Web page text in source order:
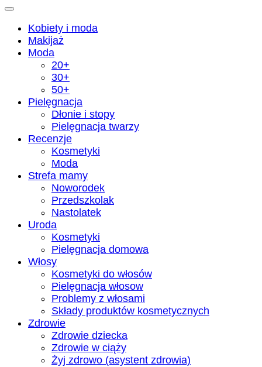
Kobiety i moda
Makijaż
Moda
20+
30+
50+
Pielęgnacja
Dłonie i stopy
Pielęgnacja twarzy
Recenzje
Kosmetyki
Moda
Strefa mamy
Noworodek
Przedszkolak
Nastolatek
Uroda
Kosmetyki
Pielęgnacja domowa
Włosy
Kosmetyki do włosów
Pielęgnacja włosow
Problemy z włosami
Składy produktów kosmetycznych
Zdrowie
Zdrowie dziecka
Zdrowie w ciąży
Żyj zdrowo (asystent zdrowia)